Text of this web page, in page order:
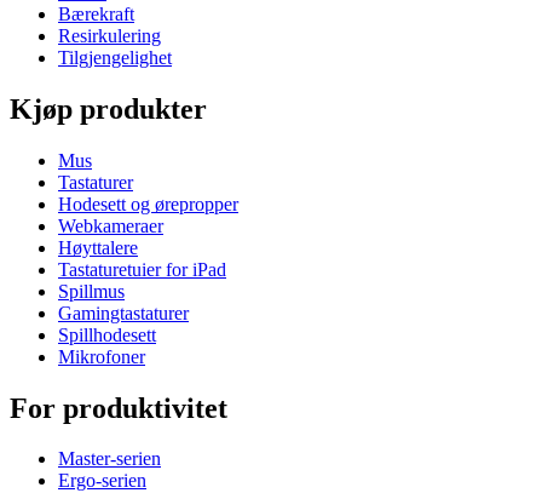
Bærekraft
Resirkulering
Tilgjengelighet
Kjøp produkter
Mus
Tastaturer
Hodesett og ørepropper
Webkameraer
Høyttalere
Tastaturetuier for iPad
Spillmus
Gamingtastaturer
Spillhodesett
Mikrofoner
For produktivitet
Master-serien
Ergo-serien